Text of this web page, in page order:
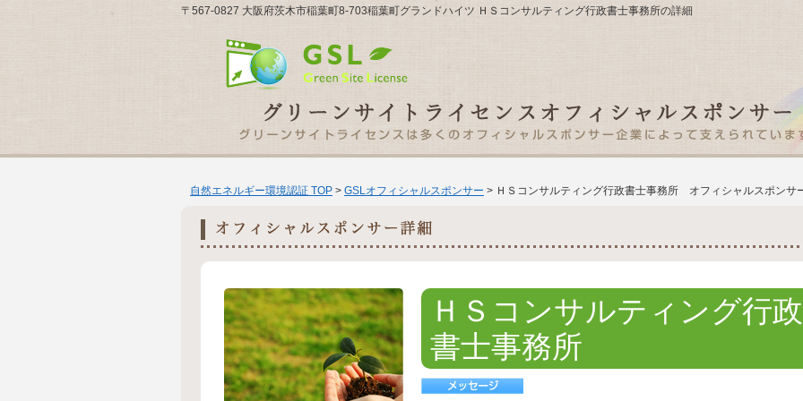
〒567-0827 大阪府茨木市稲葉町8-703稲葉町グランドハイツ ＨＳコンサルティング行政書士事務所の詳細
自然エネルギー環境認証 TOP > GSLオフィシャルスポンサー > ＨＳコンサルティング行政書士事務所 オフィシャルスポンサ
ＨＳコンサルティング行政
書士事務所